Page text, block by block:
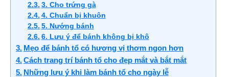
3. Cho trứng gà
4. Chuẩn bị khuôn
5. Nướng bánh
6. Lưu ý để bánh không bị khô
Mẹo để bánh tổ có hương vị thơm ngon hơn
Cách trang trí bánh tổ cho đẹp mắt và bắt mắt
Những lưu ý khi làm bánh tổ cho ngày lễ